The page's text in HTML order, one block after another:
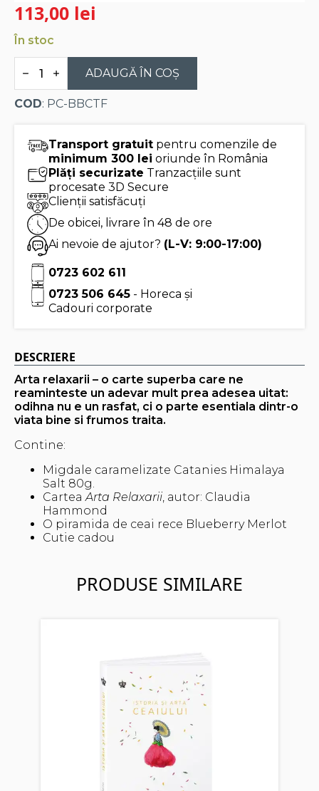
113,00 lei
În stoc
Cantitate
Arta
Catanies
-
ceai,
carte
migdale
caramelizate
ADAUGĂ ÎN COȘ
COD: PC-BBCTF
Transport gratuit pentru comenzile de
minimum 300 lei oriunde în România
Plăți securizate Tranzacțiile sunt
procesate 3D Secure
Clienții satisfăcuți
De obicei, livrare în 48 de ore
Ai nevoie de ajutor? (L-V: 9:00-17:00)
0723 602 611
0723 506 645 - Horeca și
Cadouri corporate
DESCRIERE
Arta relaxarii – o carte superba care ne
reaminteste un adevar mult prea adesea uitat:
odihna nu e un rasfat, ci o parte esentiala dintr-o
viata bine si frumos traita.
Contine:
Migdale caramelizate Catanies Himalaya
Salt 80g.
CarteaArta Relaxarii, autor: Claudia
Hammond
O piramida de ceai rece Blueberry Merlot
Cutie cadou
PRODUSE SIMILARE